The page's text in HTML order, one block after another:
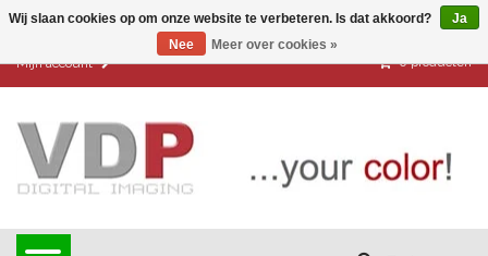
Mijn account 0 producten
Wij slaan cookies op om onze website te verbeteren. Is dat akkoord?
Ja
Nee
Meer over cookies »